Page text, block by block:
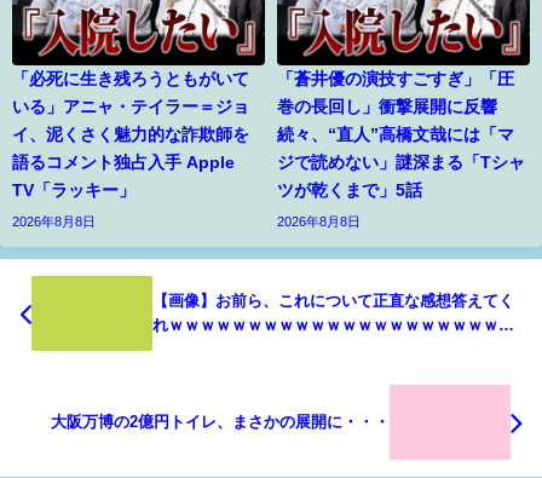
「必死に生き残ろうともがいて
いる」アニャ・テイラー＝ジョ
イ、泥くさく魅力的な詐欺師を
語るコメント独占入手 Apple
TV「ラッキー」
2026年8月8日
「蒼井優の演技すごすぎ」「圧
巻の長回し」衝撃展開に反響
続々、“直人”高橋文哉には「マ
ジで読めない」謎深まる「Tシャ
ツが乾くまで」5話
2026年8月8日
【画像】お前ら、これについて正直な感想答えてく
れｗｗｗｗｗｗｗｗｗｗｗｗｗｗｗｗｗｗｗｗｗｗ
大阪万博の2億円トイレ、まさかの展開に・・・